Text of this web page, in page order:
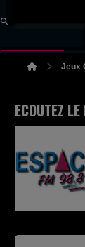
Jeux
ECOUTEZ